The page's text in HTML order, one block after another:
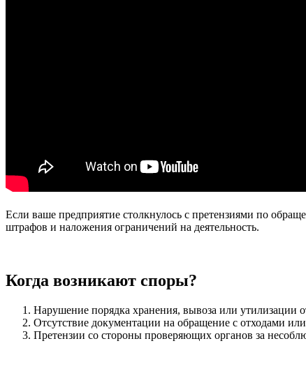
Если ваше предприятие столкнулось с претензиями по
штрафов и наложения ограничений на деятельность.
Когда возникают споры?
Нарушение порядка хранения, вывоза или утилизации
Отсутствие документации на обращение с отходами
Претензии со стороны проверяющих органов за